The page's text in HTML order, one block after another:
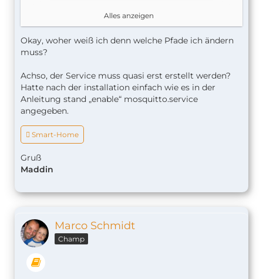
nano /etc/systemd/system/mosquitto.service
Code
WantedBy=multi-user.target
systemctl enable mosquitto.service
systemctl start mosquitto.service
Alles anzeigen
Okay, woher weiß ich denn welche Pfade ich ändern
muss?
Achso, der Service muss quasi erst erstellt werden?
Hatte nach der installation einfach wie es in der
Anleitung stand „enable“ mosquitto.service
angegeben.
 Smart-Home
Gruß
Maddin
Marco Schmidt
Champ